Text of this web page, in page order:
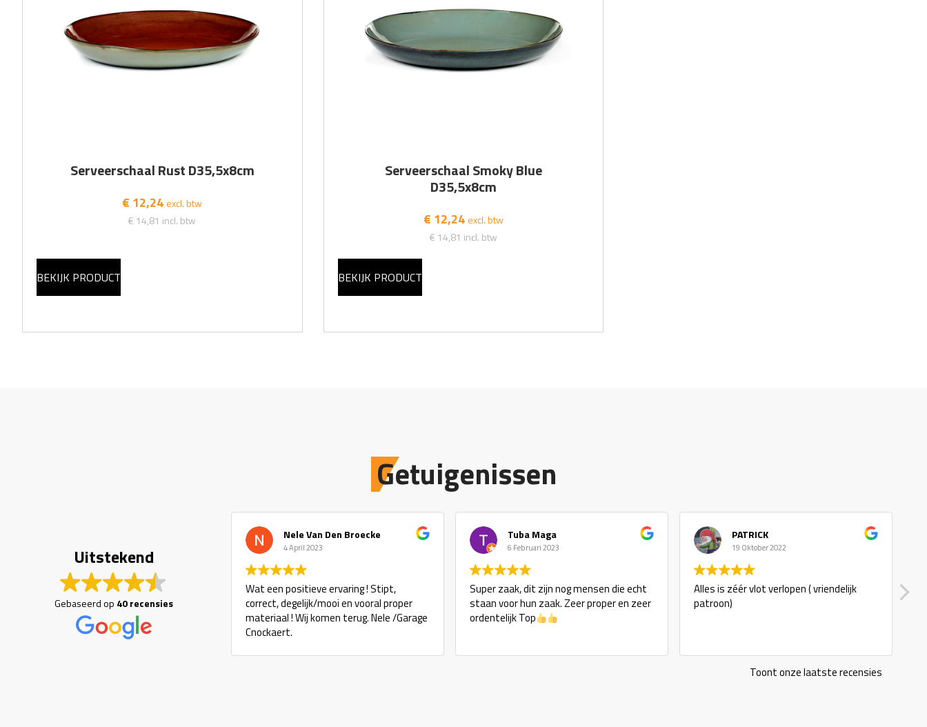
Serveerschaal Rust D35,5x8cm
€ 12,24 excl. btw
€ 14,81 incl. btw
BEKIJK PRODUCT
Serveerschaal Smoky Blue
D35,5x8cm
€ 12,24 excl. btw
€ 14,81 incl. btw
BEKIJK PRODUCT
Getuigenissen
Uitstekend
Gebaseerd op 40 recensies
Nele Van Den Broecke
4 April 2023
Wat een positieve ervaring ! Stipt,
correct, degelijk/mooi en vooral proper
materiaal ! Wij komen terug. Nele /Garage
Cnockaert.
Tuba Maga
6 Februari 2023
Super zaak, dit zijn nog mensen die echt
staan voor hun zaak. Zeer proper en zeer
ordentelijk Top
PATRICK
19 Oktober 2022
Alles is zéér vlot verlopen ( vriendelijk
patroon)
Toont onze laatste recensies